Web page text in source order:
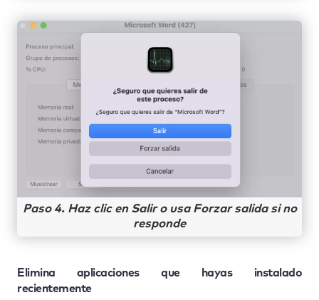
Paso 4. Haz clic en Salir o usa Forzar salida si no
responde
Elimina aplicaciones que hayas instalado
recientemente